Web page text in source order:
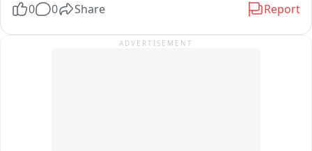
तांगा लेकर जाता दिखाई दे रहा है कि अचानक तांगा से जुता घोड़ा बिदक गया
लगा। घोड़े को बेकाबू भागते देखकर बाजार में भगदड़ मच गई। कई राहगीर में
0 0 Share Report
ADVERTISEMENT